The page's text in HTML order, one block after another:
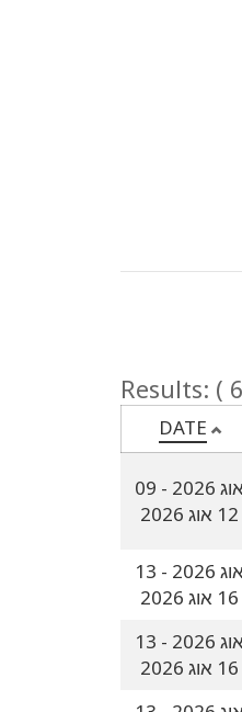
Results: (
DATE
2026
-
12 אוג 2026
2026
-
16 אוג 2026
2026
-
16 אוג 2026